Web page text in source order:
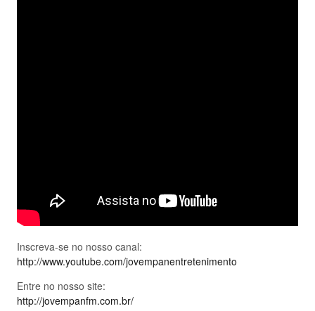
Inscreva-se no nosso canal:
http://www.youtube.com/jovempanentretenimento
Entre no nosso site:
http://jovempanfm.com.br/